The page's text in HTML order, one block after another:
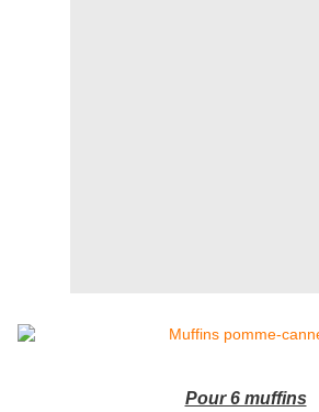
Pour 6 muffins